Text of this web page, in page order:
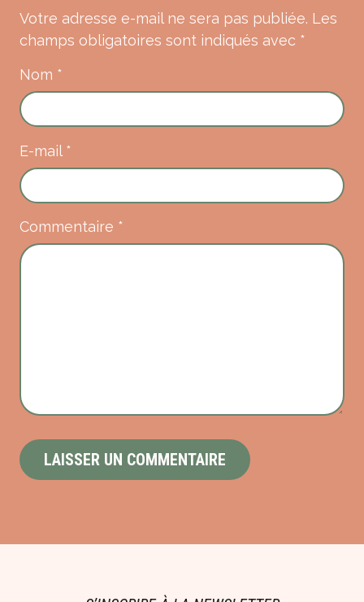
Votre adresse e-mail ne sera pas publiée. Les
champs obligatoires sont indiqués avec *
Commentaire *
Nom *
E-mail *